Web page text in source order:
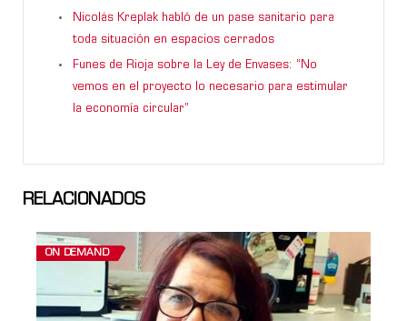
Nicolás Kreplak habló de un pase sanitario para
toda situación en espacios cerrados
Funes de Rioja sobre la Ley de Envases: “No
vemos en el proyecto lo necesario para estimular
la economía circular”
RELACIONADOS
ON DEMAND